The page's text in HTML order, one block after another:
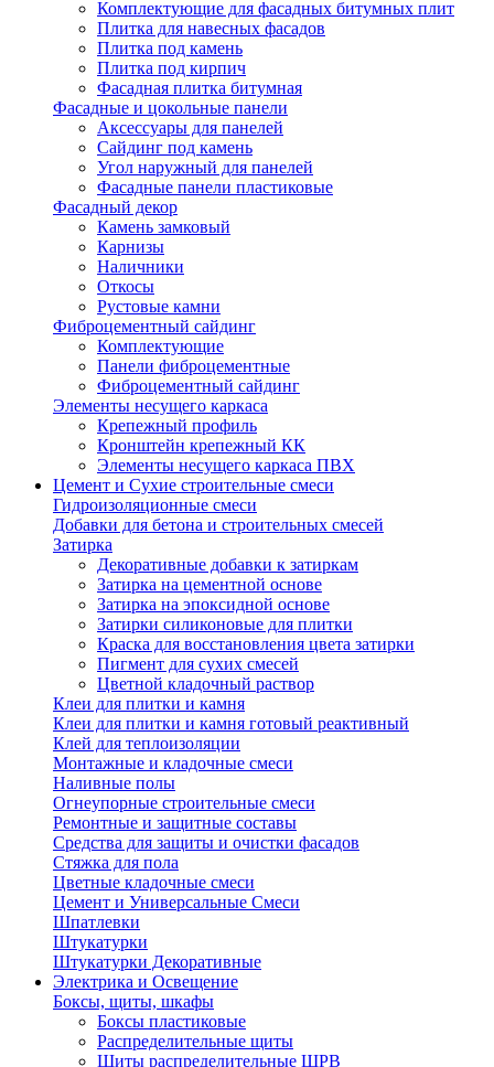
Комплектующие для фасадных битумных плит
Плитка для навесных фасадов
Плитка под камень
Плитка под кирпич
Фасадная плитка битумная
Фасадные и цокольные панели
Аксессуары для панелей
Сайдинг под камень
Угол наружный для панелей
Фасадные панели пластиковые
Фасадный декор
Камень замковый
Карнизы
Наличники
Откосы
Рустовые камни
Фиброцементный сайдинг
Комплектующие
Панели фиброцементные
Фиброцементный сайдинг
Элементы несущего каркаса
Крепежный профиль
Кронштейн крепежный КК
Элементы несущего каркаса ПВХ
Цемент и Сухие строительные смеси
Гидроизоляционные смеси
Добавки для бетона и строительных смесей
Затирка
Декоративные добавки к затиркам
Затирка на цементной основе
Затирка на эпоксидной основе
Затирки силиконовые для плитки
Краска для восстановления цвета затирки
Пигмент для сухих смесей
Цветной кладочный раствор
Клеи для плитки и камня
Клеи для плитки и камня готовый реактивный
Клей для теплоизоляции
Монтажные и кладочные смеси
Наливные полы
Огнеупорные строительные смеси
Ремонтные и защитные составы
Средства для защиты и очистки фасадов
Стяжка для пола
Цветные кладочные смеси
Цемент и Универсальные Смеси
Шпатлевки
Штукатурки
Штукатурки Декоративные
Электрика и Освещение
Боксы, щиты, шкафы
Боксы пластиковые
Распределительные щиты
Щиты распределительные ЩРВ